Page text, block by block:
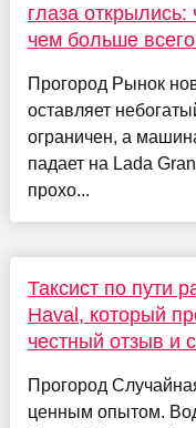
глаза
чем больше
Прогород Рынок
оставляет
ограничен, а
падает на Lada
прохо...
Таксист по пути
Haval, который
честный отзыв и
Прогород
ценным опытом.